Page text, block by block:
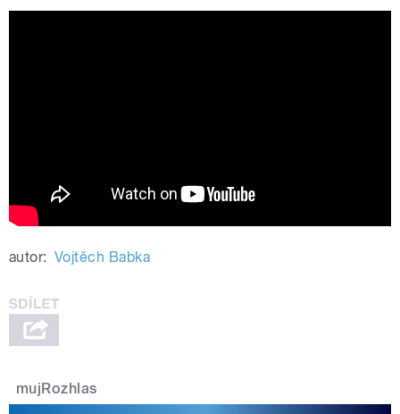
autor: Vojtěch Babka
mujRozhlas